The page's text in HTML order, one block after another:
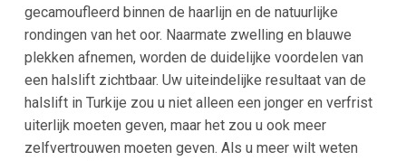
gecamoufleerd binnen de haarlijn en de natuurlijke
rondingen van het oor. Naarmate zwelling en blauwe
plekken afnemen, worden de duidelijke voordelen van
een halslift zichtbaar. Uw uiteindelijke resultaat van de
halslift in Turkije zou u niet alleen een jonger en verfrist
uiterlijk moeten geven, maar het zou u ook meer
zelfvertrouwen moeten geven. Als u meer wilt weten